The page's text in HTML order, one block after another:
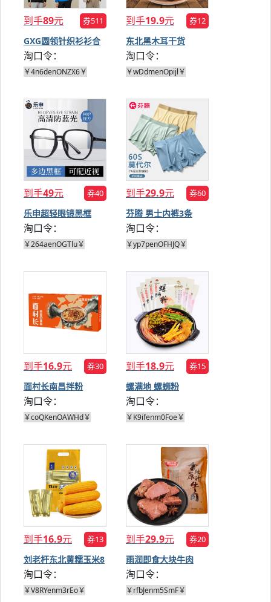
到手89元 券511
GXG圆领针织衫衫合
集
淘口令：
￥4n6denONZX6￥
到手19.9元 券12
东北黑木耳干货
250g*2
淘口令：
￥wDdmenOpijl￥
到手49元 券40
乐申超轻眼镜黑框
淘口令：
￥264aenOGTlu￥
到手29.9元 券60
芬腾 男士内裤3条
淘口令：
￥yp7penOFHJQ￥
到手16.9元 券30
面村长南昌拌粉
138g*5
淘口令：
￥coQKenOAWHd￥
到手18.9元 券15
螺满地 螺蛳粉
300g*5袋
淘口令：
￥K9ifenm0Foe￥
到手16.9元 券13
刘老杆东北黄糯玉米8
根
淘口令：
￥V8RYenm3rEo￥
到手29.9元 券20
雨润即食大块牛肉
200g*2袋
淘口令：
￥rfbJenm5SmF￥